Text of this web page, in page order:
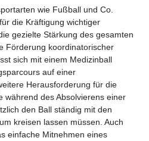
wie Fußball und Co.
die Kräftigung wichtiger
gezielte Stärkung des gesamten
Förderung koordinatorischer
sich mit einem Medizinball
auf einer
Herausforderung für die
während des Absolvierens einer
den Ball ständig mit den
kreisen lassen müssen. Auch
einfache Mitnehmen eines